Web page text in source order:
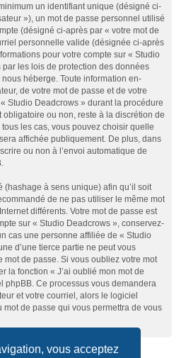
vous acceptez
un identifiant unique (désigné ci-
»), un mot de passe personnel utilisé
(désigné ci-après par « votre mot de
personnelle valide (désignée ci-après
pour votre compte sur « Studio
les lois de protection des données
héberge. Toute information en-
de votre mot de passe et de votre
Studio Deadcrows » durant la procédure
obligatoire ou non, reste à la discrétion de
les cas, vous pouvez choisir quelle
affichée publiquement. De plus, dans
ou non à l’envoi automatique de
(hashage à sens unique) afin qu’il soit
de ne pas utiliser le même mot
différents. Votre mot de passe est
sur « Studio Deadcrows », conservez-
cas une personne affiliée de « Studio
d’une tierce partie ne peut vous
mot de passe. Si vous oubliez votre mot
la fonction « J’ai oublié mon mot de
phpBB. Ce processus vous demandera
et votre courriel, alors le logiciel
de passe qui vous permettra de vous